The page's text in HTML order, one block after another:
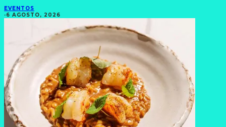
EVENTOS
·6 AGOSTO, 2026